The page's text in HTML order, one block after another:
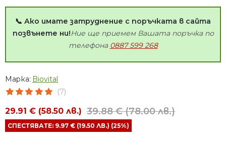
📞 Ако имате затруднение с поръчката в сайта
позвънете ни!Ние ще приемем Вашата поръчка по
телефона 0887 599 268
Марка: Biovital
(7)
29.91 € (58.50 лв.) 39.88 € (78.00 лв.)
СПЕСТЯВАТЕ: 9.97 € (19.50 ЛВ.) (25%)